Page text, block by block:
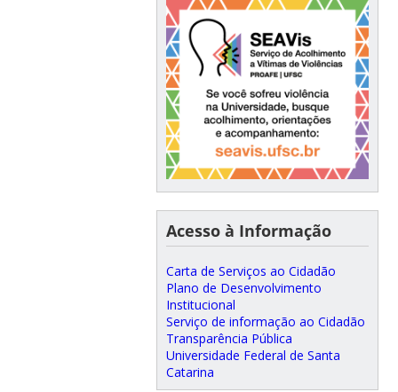
Acesso à Informação
Carta de Serviços ao Cidadão
Plano de Desenvolvimento
Institucional
Serviço de informação ao Cidadão
Transparência Pública
Universidade Federal de Santa
Catarina